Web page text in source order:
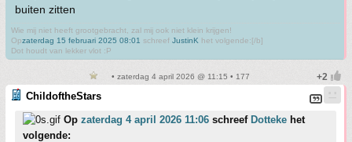
buiten zitten
Wie mij niet heeft grootgebracht, zal mij ook niet klein krijgen!
Opzaterdag 15 februari 2025 08:01 schreef JustinK het volgende:[/b]
Dot houdt van lekker vlot :P
• zaterdag 4 april 2026 @ 11:15 • 177
ChildoftheStars
Op zaterdag 4 april 2026 11:06 schreef Dotteke het
volgende: